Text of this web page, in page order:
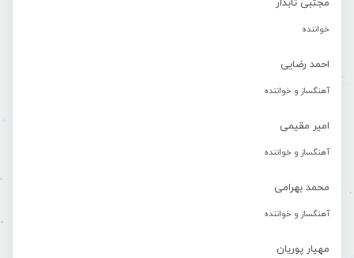
مجتبی تابدار
خواننده
احمد رضایی
آهنگساز و خواننده
امیر مقیمی
آهنگساز و خواننده
محمد بهرامی
آهنگساز و خواننده
مهیار پوریان